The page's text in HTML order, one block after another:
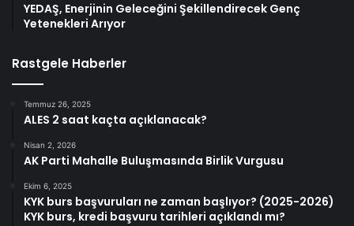
YEDAŞ, Enerjinin Geleceğini Şekillendirecek Genç
Yetenekleri Arıyor
Rastgele Haberler
Temmuz 26, 2025
ALES 2 saat kaçta açıklanacak?
Nisan 2, 2026
AK Parti Mahalle Buluşmasında Birlik Vurgusu
Ekim 6, 2025
KYK burs başvuruları ne zaman başlıyor? (2025-2026)
KYK burs, kredi başvuru tarihleri açıklandı mı?